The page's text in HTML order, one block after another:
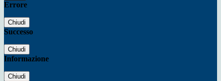
Errore
Chiudi
Successo
Chiudi
Informazione
Chiudi